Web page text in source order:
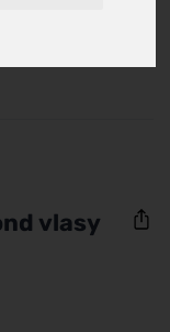
vlasy